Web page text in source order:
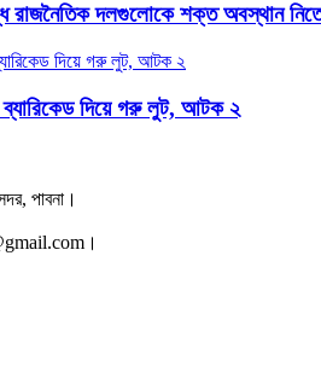
রাজনৈতিক দলগুলোকে শক্ত অবস্থান
ব্যারিকেড দিয়ে গরু লুট, আটক ২
পাবনা।